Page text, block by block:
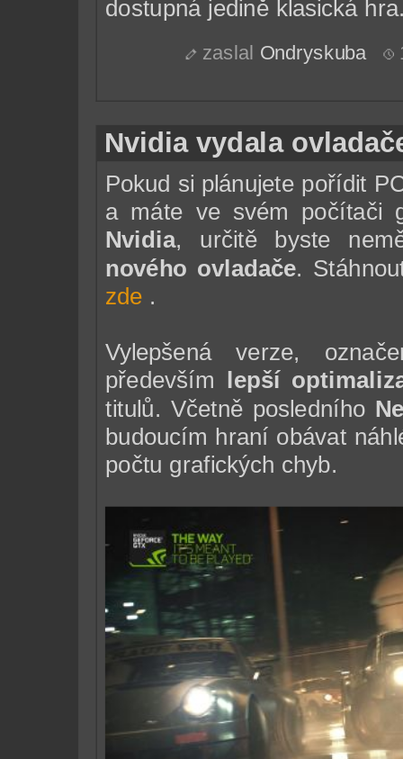
dostupná jedině klasická
zaslal Ondryskuba
Nvidia vydala
Pokud si plánujete pořídit
a máte ve svém počítači
Nvidia, určitě byste
nového ovladače.
zde .
Vylepšená verze,
především
lepší
titulů. Včetně posledního
budoucím hraní obávat
počtu grafických chyb.